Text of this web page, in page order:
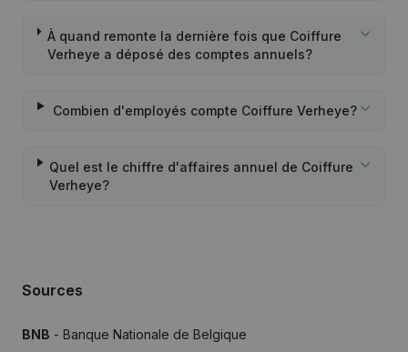
À quand remonte la dernière fois que Coiffure
Verheye a déposé des comptes annuels?
Combien d'employés compte Coiffure Verheye?
Quel est le chiffre d'affaires annuel de Coiffure
Verheye?
Sources
BNB - Banque Nationale de Belgique